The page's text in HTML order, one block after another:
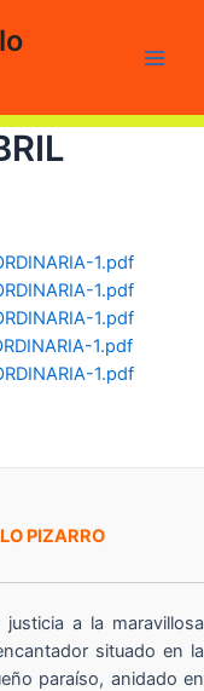
1.pdf
1.pdf
1.pdf
1.pdf
1.pdf
PIZARRO
a la maravillosa
situado en la
paraíso, anidado en